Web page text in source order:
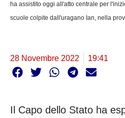
ha assistito oggi all'atto centrale per
scuole colpite dall'uragano Ian, nella
28 Novembre 2022 19:41
Il Capo dello Stato ha